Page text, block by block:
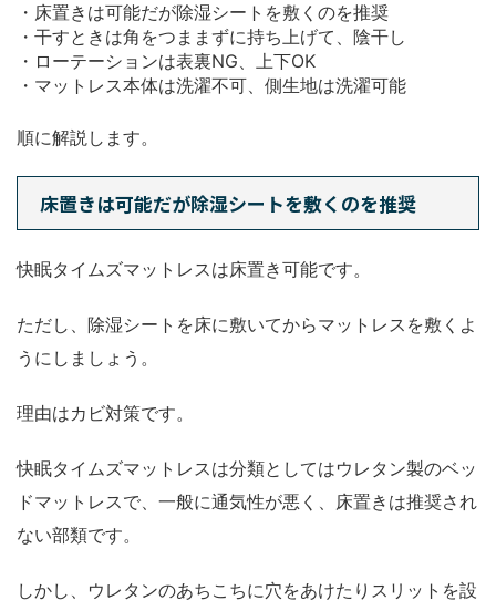
・床置きは可能だが除湿シートを敷くのを推奨
・干すときは角をつままずに持ち上げて、陰干し
・ローテーションは表裏NG、上下OK
・マットレス本体は洗濯不可、側生地は洗濯可能
順に解説します。
床置きは可能だが除湿シートを敷くのを推奨
快眠タイムズマットレスは床置き可能です。
ただし、除湿シートを床に敷いてからマットレスを敷くよ
うにしましょう。
理由はカビ対策です。
快眠タイムズマットレスは分類としてはウレタン製のベッ
ドマットレスで、一般に通気性が悪く、床置きは推奨され
ない部類です。
しかし、ウレタンのあちこちに穴をあけたりスリットを設